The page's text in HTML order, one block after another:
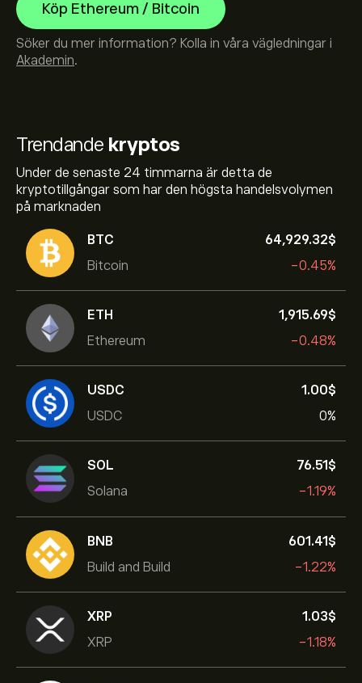
Trendande kryptos
Under de senaste 24 timmarna är detta de
kryptotillgångar som har den högsta handelsvolymen
på marknaden
BTC
Bitcoin
64,929.32‎$‎
-0.45%
ETH
Ethereum
1,915.69‎$‎
-0.48%
USDC
USDC
1.00‎$‎
0%
SOL
Solana
76.51‎$‎
-1.19%
BNB
Build and Build
601.41‎$‎
-1.22%
XRP
XRP
1.03‎$‎
-1.18%
Köp Ethereum / Bitcoin
Söker du mer information? Kolla in våra vägledningar i
Akademin.